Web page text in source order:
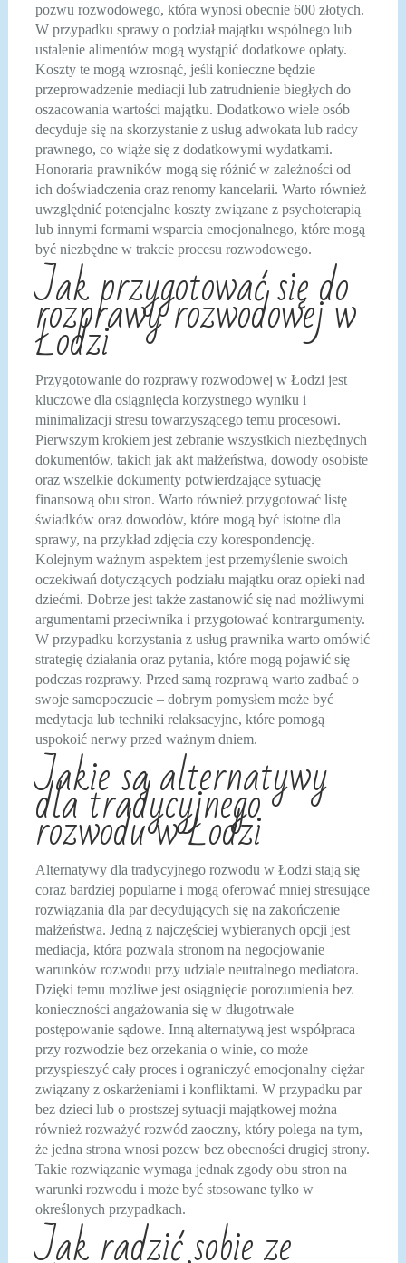
pozwu rozwodowego, która wynosi obecnie 600 złotych.
W przypadku sprawy o podział majątku wspólnego lub
ustalenie alimentów mogą wystąpić dodatkowe opłaty.
Koszty te mogą wzrosnąć, jeśli konieczne będzie
przeprowadzenie mediacji lub zatrudnienie biegłych do
oszacowania wartości majątku. Dodatkowo wiele osób
decyduje się na skorzystanie z usług adwokata lub radcy
prawnego, co wiąże się z dodatkowymi wydatkami.
Honoraria prawników mogą się różnić w zależności od
ich doświadczenia oraz renomy kancelarii. Warto również
uwzględnić potencjalne koszty związane z psychoterapią
lub innymi formami wsparcia emocjonalnego, które mogą
być niezbędne w trakcie procesu rozwodowego.
Jak przygotować się do
rozprawy rozwodowej w
Łodzi
Przygotowanie do rozprawy rozwodowej w Łodzi jest
kluczowe dla osiągnięcia korzystnego wyniku i
minimalizacji stresu towarzyszącego temu procesowi.
Pierwszym krokiem jest zebranie wszystkich niezbędnych
dokumentów, takich jak akt małżeństwa, dowody osobiste
oraz wszelkie dokumenty potwierdzające sytuację
finansową obu stron. Warto również przygotować listę
świadków oraz dowodów, które mogą być istotne dla
sprawy, na przykład zdjęcia czy korespondencję.
Kolejnym ważnym aspektem jest przemyślenie swoich
oczekiwań dotyczących podziału majątku oraz opieki nad
dziećmi. Dobrze jest także zastanowić się nad możliwymi
argumentami przeciwnika i przygotować kontrargumenty.
W przypadku korzystania z usług prawnika warto omówić
strategię działania oraz pytania, które mogą pojawić się
podczas rozprawy. Przed samą rozprawą warto zadbać o
swoje samopoczucie – dobrym pomysłem może być
medytacja lub techniki relaksacyjne, które pomogą
uspokoić nerwy przed ważnym dniem.
Jakie są alternatywy
dla tradycyjnego
rozwodu w Łodzi
Alternatywy dla tradycyjnego rozwodu w Łodzi stają się
coraz bardziej popularne i mogą oferować mniej stresujące
rozwiązania dla par decydujących się na zakończenie
małżeństwa. Jedną z najczęściej wybieranych opcji jest
mediacja, która pozwala stronom na negocjowanie
warunków rozwodu przy udziale neutralnego mediatora.
Dzięki temu możliwe jest osiągnięcie porozumienia bez
konieczności angażowania się w długotrwałe
postępowanie sądowe. Inną alternatywą jest współpraca
przy rozwodzie bez orzekania o winie, co może
przyspieszyć cały proces i ograniczyć emocjonalny ciężar
związany z oskarżeniami i konfliktami. W przypadku par
bez dzieci lub o prostszej sytuacji majątkowej można
również rozważyć rozwód zaoczny, który polega na tym,
że jedna strona wnosi pozew bez obecności drugiej strony.
Takie rozwiązanie wymaga jednak zgody obu stron na
warunki rozwodu i może być stosowane tylko w
określonych przypadkach.
Jak radzić sobie ze